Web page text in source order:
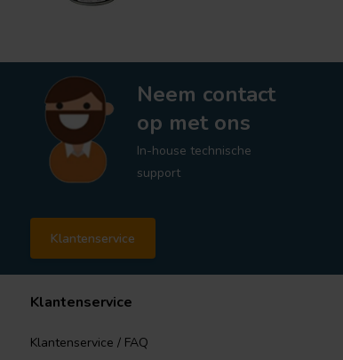
Neem contact
op met ons
In-house technische
support
Klantenservice
Klantenservice
Klantenservice / FAQ